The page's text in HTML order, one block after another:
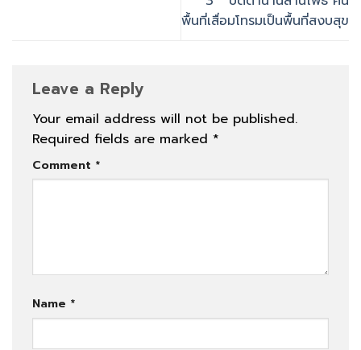
พื้นที่เสื่อมโทรมเป็นพื้นที่สงบสุข
Leave a Reply
Your email address will not be published.
Required fields are marked *
Comment *
Name *